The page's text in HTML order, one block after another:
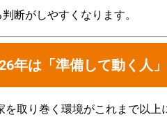
断がしやすくなります。
年は「準備して動く人
を取り巻く環境がこれまで以